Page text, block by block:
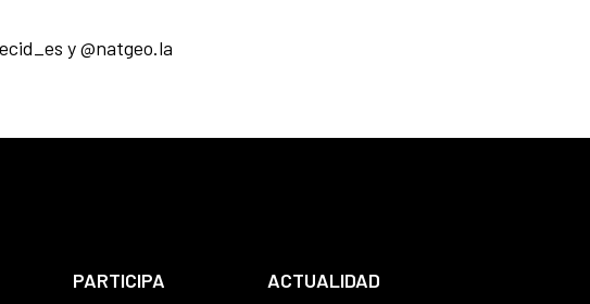
y @natgeo.la
PARTICIPA
ACTUALIDAD